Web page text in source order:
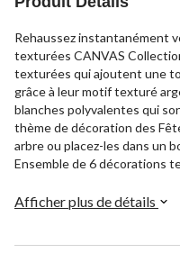
Rehaussez instantanément
texturées CANVAS
texturées qui ajoutent une
grâce à leur motif texturé
blanches polyvalentes qui
thème de décoration des
arbre ou placez-les dans un
Ensemble de 6 décorations
Afficher plus de détails